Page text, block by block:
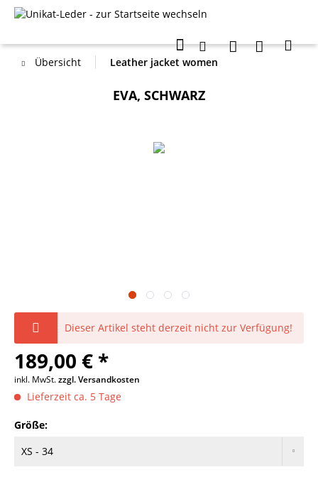
Übersicht Leather jacket women
EVA, SCHWARZ
Dieser Artikel steht derzeit nicht zur Verfügung!
189,00 € *
inkl. MwSt.zzgl. Versandkosten
Lieferzeit ca. 5 Tage
Größe: